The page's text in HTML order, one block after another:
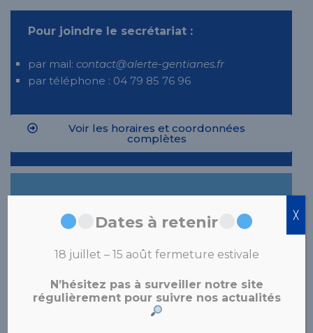
Pour joindre le secrétariat :
par mail: contact@alerte-gentianes.fr
par téléphone : 04 79 85 76 96
Voir les horaires et coordonnées
complètes
Dates à retenir
18 juillet – 15 août fermeture estivale
N’hésitez pas à surveiller notre site
régulièrement pour suivre nos actualités
╳